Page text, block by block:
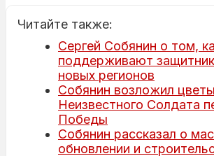
Читайте также:
Сергей Собянин о том,
поддерживают
новых регионов
Собянин возложил
Неизвестного Солдата
Победы
Собянин рассказал о
обновлении и